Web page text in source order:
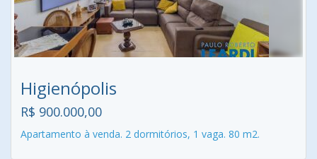
Higienópolis
R$ 900.000,00
Apartamento à venda. 2 dormitórios, 1 vaga. 80 m2.